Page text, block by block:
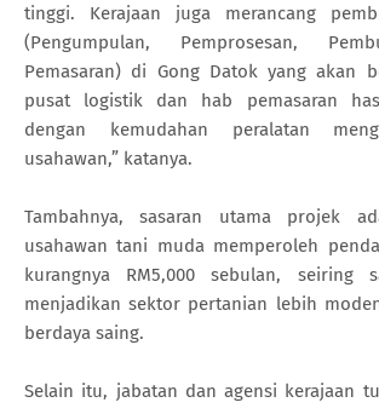
tinggi. Kerajaan juga merancang
(Pengumpulan, Pemprosesan,
Pemasaran) di Gong Datok yang akan
pusat logistik dan hab pemasaran
dengan kemudahan peralatan
usahawan,” katanya.
Tambahnya, sasaran utama projek
usahawan tani muda memperoleh
kurangnya RM5,000 sebulan, seiring
menjadikan sektor pertanian lebih
berdaya saing.
Selain itu, jabatan dan agensi kerajaan